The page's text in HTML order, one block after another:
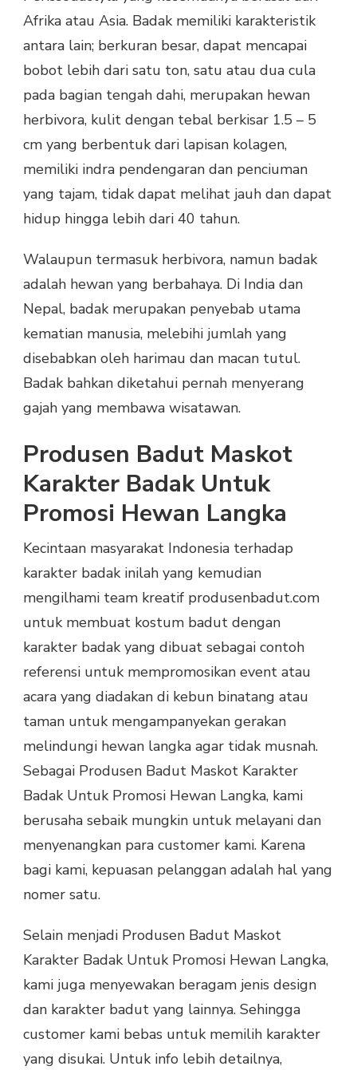
Afrika atau Asia. Badak memiliki karakteristik
antara lain; berkuran besar, dapat mencapai
bobot lebih dari satu ton, satu atau dua cula
pada bagian tengah dahi, merupakan hewan
herbivora, kulit dengan tebal berkisar 1.5 – 5
cm yang berbentuk dari lapisan kolagen,
memiliki indra pendengaran dan penciuman
yang tajam, tidak dapat melihat jauh dan dapat
hidup hingga lebih dari 40 tahun.
Walaupun termasuk herbivora, namun badak
adalah hewan yang berbahaya. Di India dan
Nepal, badak merupakan penyebab utama
kematian manusia, melebihi jumlah yang
disebabkan oleh harimau dan macan tutul.
Badak bahkan diketahui pernah menyerang
gajah yang membawa wisatawan.
Produsen Badut Maskot
Karakter Badak Untuk
Promosi Hewan Langka
Kecintaan masyarakat Indonesia terhadap
karakter badak inilah yang kemudian
mengilhami team kreatif produsenbadut.com
untuk membuat kostum badut dengan
karakter badak yang dibuat sebagai contoh
referensi untuk mempromosikan event atau
acara yang diadakan di kebun binatang atau
taman untuk mengampanyekan gerakan
melindungi hewan langka agar tidak musnah.
Sebagai Produsen Badut Maskot Karakter
Badak Untuk Promosi Hewan Langka, kami
berusaha sebaik mungkin untuk melayani dan
menyenangkan para customer kami. Karena
bagi kami, kepuasan pelanggan adalah hal yang
nomer satu.
Selain menjadi Produsen Badut Maskot
Karakter Badak Untuk Promosi Hewan Langka,
kami juga menyewakan beragam jenis design
dan karakter badut yang lainnya. Sehingga
customer kami bebas untuk memilih karakter
yang disukai. Untuk info lebih detailnya,